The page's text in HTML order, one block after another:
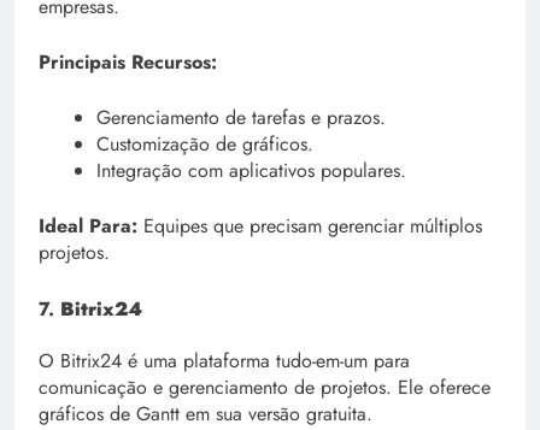
empresas.
Principais Recursos:
Gerenciamento de tarefas e prazos.
Customização de gráficos.
Integração com aplicativos populares.
Ideal Para: Equipes que precisam gerenciar múltiplos
projetos.
7. Bitrix24
O Bitrix24 é uma plataforma tudo-em-um para
comunicação e gerenciamento de projetos. Ele oferece
gráficos de Gantt em sua versão gratuita.